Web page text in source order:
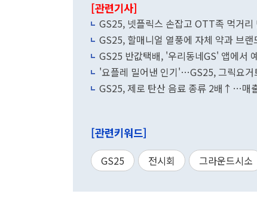
[관련기사]
GS25, 넷플릭스 손잡고 OTT족 먹거리
GS25, 할매니얼 열풍에 자체 약과 브
GS25 반값택배, '우리동네GS' 앱에서
'요플레 밀어낸 인기'…GS25, 그릭요
GS25, 제로 탄산 음료 종류 2배↑…매
[관련키워드]
GS25 전시회 그라운드시소